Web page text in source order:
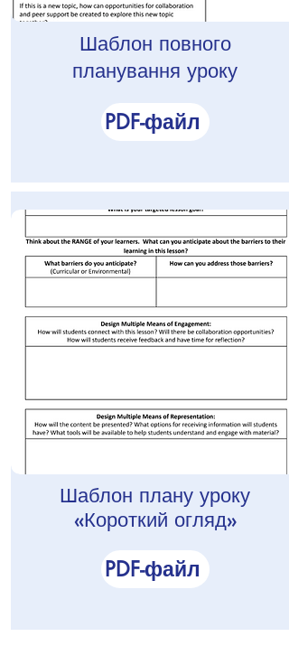
Шаблон повного
планування уроку
PDF-файл
Шаблон плану уроку
«Короткий огляд»
PDF-файл